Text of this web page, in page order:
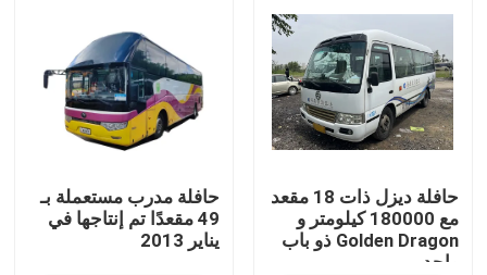
حافلة ديزل ذات 18 مقعد
مع 180000 كيلومتر و
Golden Dragon ذو باب
واحد
حافلة مدرب مستعملة بـ
49 مقعدًا تم إنتاجها في
يناير 2013